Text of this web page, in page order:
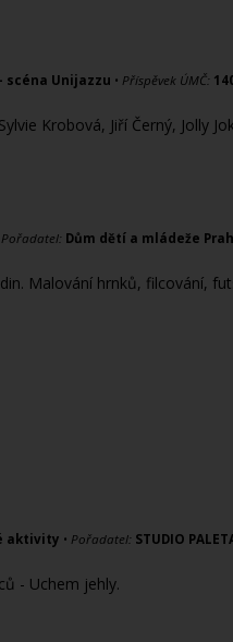
scéna Unijazzu • Příspěvek ÚMČ:
Krobová, Jiří Černý, Jolly
Pořadatel: Dům dětí a mládeže
Malování hrnků, filcování,
aktivity • Pořadatel: STUDIO
- Uchem jehly.